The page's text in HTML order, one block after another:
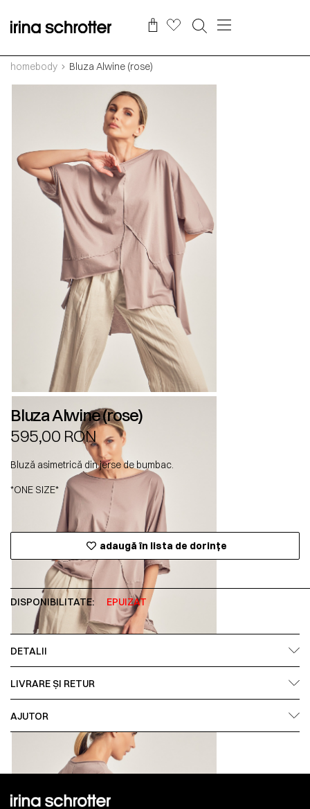
homebody Bluza Alwine (rose)
Bluza Alwine (rose)
595,00 RON
Bluză asimetrică din jerse de bumbac.
*ONE SIZE*
adaugă în lista de dorințe
DISPONIBILITATE: EPUIZAT
DETALII
LIVRARE ȘI RETUR
AJUTOR